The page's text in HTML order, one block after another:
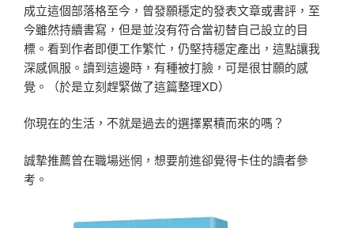
成立這個部落格至今，曾發願穩定的發表文章或書評，至
今雖然持續書寫，但是並沒有符合當初替自己設立的目
標。看到作者即便工作繁忙，仍堅持穩定產出，這點讓我
深感佩服。讀到這邊時，有種被打臉，可是很甘願的感
覺。（於是立刻趕緊做了這篇整理XD）
你現在的生活，不就是過去的選擇累積而來的嗎？
誠摯推薦曾在職場迷惘，想要前進卻覺得卡住的讀者參
考。